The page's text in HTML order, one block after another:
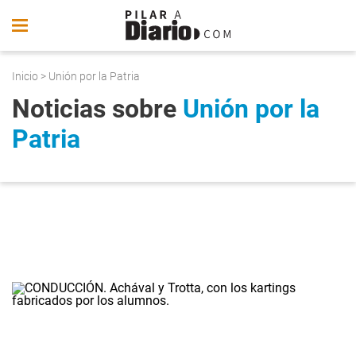
Inicio > Unión por la Patria
Noticias sobre Unión por la
Patria